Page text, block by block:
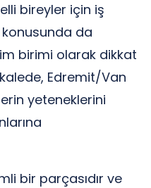
bireyler için iş
konusunda da
birimi olarak dikkat
Edremit/Van
yeteneklerini
bir parçasıdır ve